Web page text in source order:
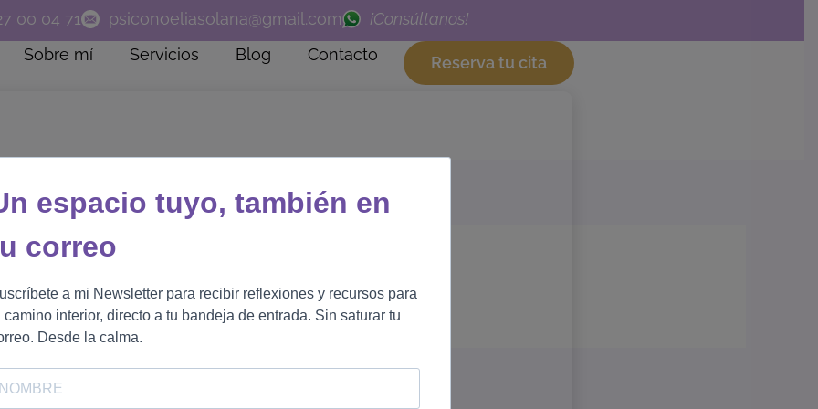
00 04 71 psiconoeliasolana@gmail.com
¡Consúltanos!
Sobre mí Servicios Blog Contacto Reserva tu cita
espacio tuyo, también en
correo
a mi Newsletter para recibir reflexiones y recursos para
camino interior, directo a tu bandeja de entrada. Sin saturar tu
Desde la calma.